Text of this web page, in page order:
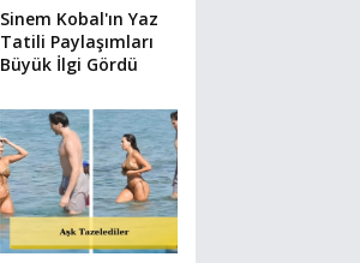
Sinem Kobal'ın Yaz
Tatili Paylaşımları
Büyük İlgi Gördü